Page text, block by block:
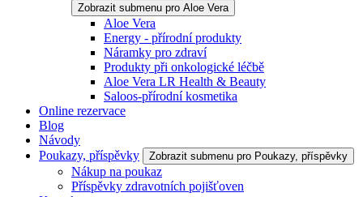
Zobrazit submenu pro Aloe Vera
Aloe Vera
Energy - přírodní produkty
Náramky pro zdraví
Produkty při onkologické léčbě
Aloe Vera LR Health & Beauty
Saloos-přírodní kosmetika
Online rezervace
Blog
Návody
Poukazy, příspěvky
Zobrazit submenu pro Poukazy, příspěvky
Nákup na poukaz
Příspěvky zdravotních pojišťoven